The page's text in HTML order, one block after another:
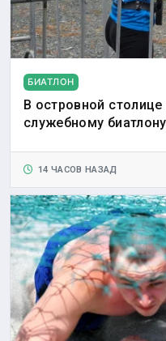
БИАТЛОН
В островной
служебному биатлону
14 ЧАСОВ НАЗАД